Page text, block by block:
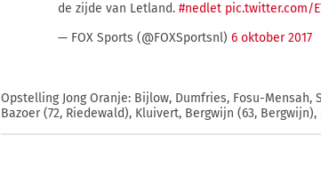
de zijde van Letland.#nedlet pic.twitter.com/
— FOX Sports (@FOXSportsnl)6 oktober 2017
Opstelling Jong Oranje: Bijlow, Dumfries, Fosu-Mensah,
Bazoer (72, Riedewald), Kluivert, Bergwijn (63,